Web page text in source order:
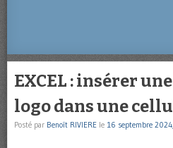
EXCEL : insérer
logo dans une
Posté par Benoît RIVIERE le 16 septembre